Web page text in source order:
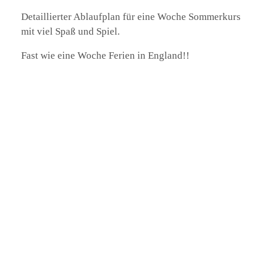
Detaillierter Ablaufplan für eine Woche Sommerkurs
mit viel Spaß und Spiel.
Fast wie eine Woche Ferien in England!!